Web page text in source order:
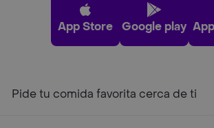
App Store Google play
Pide tu comida favorita cerca de ti